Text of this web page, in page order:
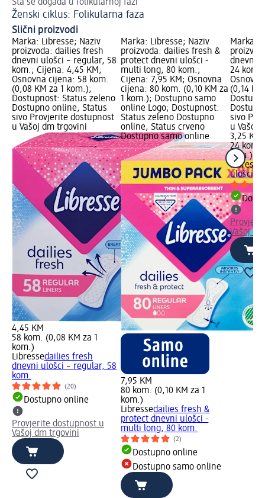
Šta se događa u folikularnoj fazi
Ženski ciklus: Folikularna faza
Slični proizvodi
Marka: Libresse; Naziv
proizvoda: dailies fresh
dnevni ulošci – regular, 58
kom.; Cijena: 4,45 KM;
Osnovna cijena: 58 kom.
(0,08 KM za 1 kom.);
Dostupnost: Status zeleno
Dostupno online, Status
sivo Provjerite dostupnost
u Vašoj dm trgovini
4,45 KM
58 kom. (0,08 KM za 1
kom.)
Libressedailies fresh
dnevni ulošci – regular, 58
kom.
(20)
Dostupno online
Provjerite dostupnost u
Vašoj dm trgovini
Marka: Libresse; Naziv
proizvoda: dailies fresh &
protect dnevni ulošci -
multi long, 80 kom.;
Cijena: 7,95 KM; Osnovna
cijena: 80 kom. (0,10 KM za
1 kom.); Dostupno samo
online Logo; Dostupnost:
Status zeleno Dostupno
online, Status crveno
Dostupno samo online
7,95 KM
80 kom. (0,10 KM za 1
kom.)
Libressedailies fresh &
protect dnevni ulošci -
multi long, 80 kom.
(2)
Dostupno online
Dostupno samo online
Marka:
dnevni
24
(0,14
sivo
u Vašoj
3,25 KM
24 kom.
kom.)
Libresse
ulošci –
Vašoj